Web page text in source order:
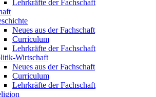
Lehrkräfte der Fachschaft
Neues aus der Fachschaft
Curriculum
Lehrkräfte der Fachschaft
Wirtschaft
Neues aus der Fachschaft
Curriculum
Lehrkräfte der Fachschaft